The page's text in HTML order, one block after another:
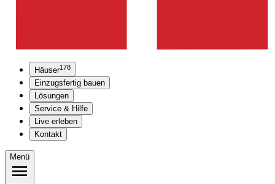
Häuser178
Einzugsfertig bauen
Lösungen
Service & Hilfe
Live erleben
Kontakt
Menü